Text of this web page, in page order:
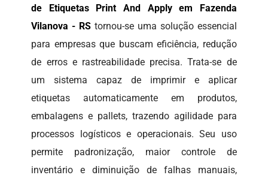
de Etiquetas Print And Apply em Fazenda
Vilanova - RS tornou-se uma solução essencial
para empresas que buscam eficiência, redução
de erros e rastreabilidade precisa. Trata-se de
um sistema capaz de imprimir e aplicar
etiquetas automaticamente em produtos,
embalagens e pallets, trazendo agilidade para
processos logísticos e operacionais. Seu uso
permite padronização, maior controle de
inventário e diminuição de falhas manuais,